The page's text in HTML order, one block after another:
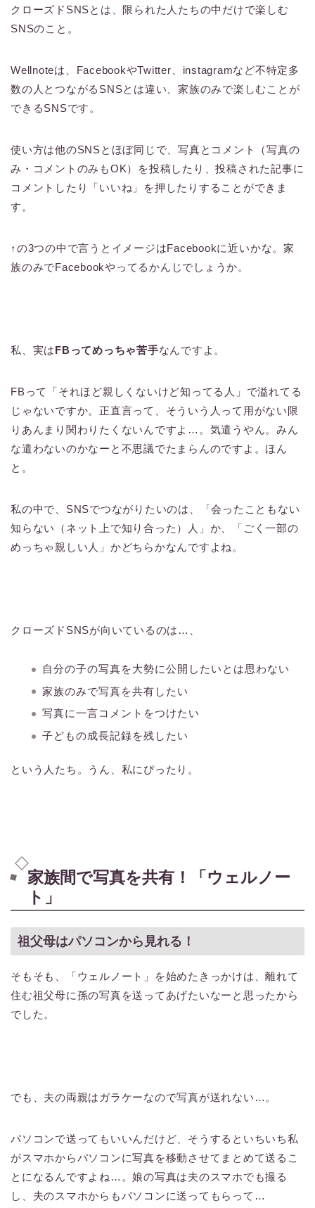
クローズドSNSとは、限られた人たちの中だけで楽しむ
SNSのこと。
Wellnoteは、FacebookやTwitter、instagramなど不特定多
数の人とつながるSNSとは違い、家族のみで楽しむことが
できるSNSです。
使い方は他のSNSとほぼ同じで、写真とコメント（写真の
み・コメントのみもOK）を投稿したり、投稿された記事に
コメントしたり「いいね」を押したりすることができま
す。
↑の3つの中で言うとイメージはFacebookに近いかな。家
族のみでFacebookやってるかんじでしょうか。
私、実はFBってめっちゃ苦手なんですよ。
FBって「それほど親しくないけど知ってる人」で溢れてる
じゃないですか。正直言って、そういう人って用がない限
りあんまり関わりたくないんですよ…。気遣うやん。みん
な遣わないのかなーと不思議でたまらんのですよ。ほん
と。
私の中で、SNSでつながりたいのは、「会ったこともない
知らない（ネット上で知り合った）人」か、「ごく一部の
めっちゃ親しい人」かどちらかなんですよね。
クローズドSNSが向いているのは…、
自分の子の写真を大勢に公開したいとは思わない
家族のみで写真を共有したい
写真に一言コメントをつけたい
子どもの成長記録を残したい
という人たち。うん、私にぴったり。
家族間で写真を共有！「ウェルノー
ト」
祖父母はパソコンから見れる！
そもそも、「ウェルノート」を始めたきっかけは、離れて
住む祖父母に孫の写真を送ってあげたいなーと思ったから
でした。
でも、夫の両親はガラケーなので写真が送れない…。
パソコンで送ってもいいんだけど、そうするといちいち私
がスマホからパソコンに写真を移動させてまとめて送るこ
とになるんですよね…。娘の写真は夫のスマホでも撮る
し、夫のスマホからもパソコンに送ってもらって…